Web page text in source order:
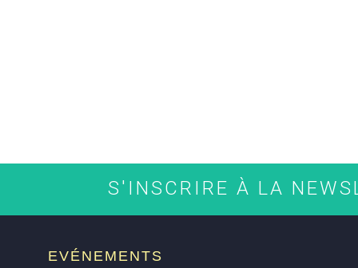
S'INSCRIRE À LA
EVÉNEMENTS